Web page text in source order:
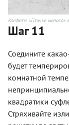
Конфеты «Птичье молоко»
Шаг 11
Соедините
будет
комнатной
квадратики
Стряхивайте